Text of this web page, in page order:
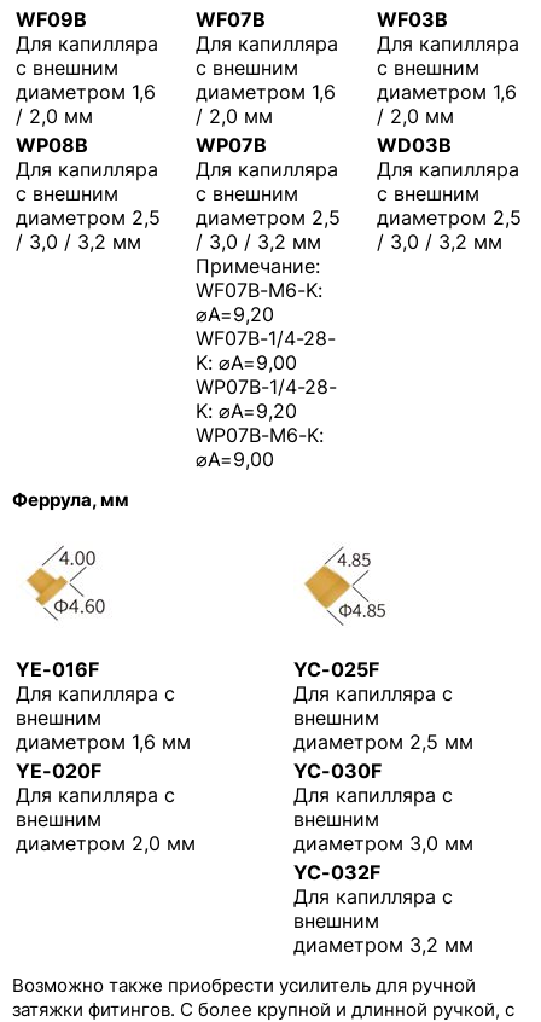
WF09B
Для капилляра
с внешним
диаметром 1,6
/ 2,0 мм
WF07B
Для капилляра
с внешним
диаметром 1,6
/ 2,0 мм
WF03B
Для капилляра
с внешним
диаметром 1,6
/ 2,0 мм
WP08B
Для капилляра
с внешним
диаметром 2,5
/ 3,0 / 3,2 мм
WP07B
Для капилляра
с внешним
диаметром 2,5
/ 3,0 / 3,2 мм
Примечание:
WF07B-M6-K:
⌀A=9,20
WF07B-1/4-28-
K: ⌀A=9,00
WP07B-1/4-28-
K: ⌀A=9,20
WP07B-M6-K:
⌀A=9,00
WD03B
Для капилляра
с внешним
диаметром 2,5
/ 3,0 / 3,2 мм
Феррула, мм
YE-016F
Для капилляра с
внешним
диаметром 1,6 мм
YC-025F
Для капилляра с
внешним
диаметром 2,5 мм
YE-020F
Для капилляра с
внешним
диаметром 2,0 мм
YC-030F
Для капилляра с
внешним
диаметром 3,0 мм
YC-032F
Для капилляра с
внешним
диаметром 3,2 мм
Возможно также приобрести усилитель для ручной
затяжки фитингов. С более крупной и длинной ручкой, с